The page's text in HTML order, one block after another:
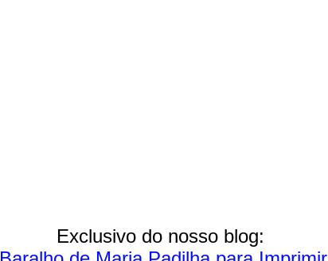
Exclusivo do nosso blog: